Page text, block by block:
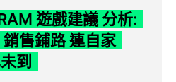
遊戲建議 分析:
售鋪路 連自家
到